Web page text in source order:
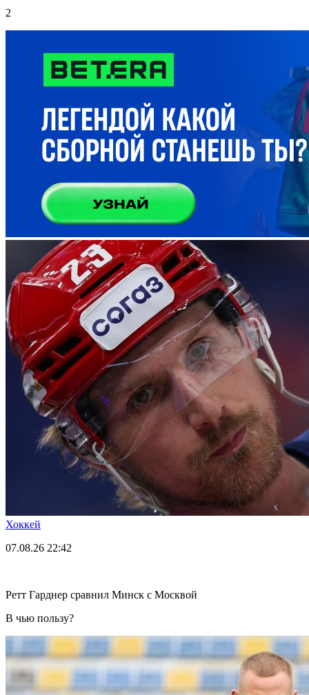
2
Хоккей
07.08.26 22:42
Ретт Гарднер сравнил Минск с Москвой
В чью пользу?